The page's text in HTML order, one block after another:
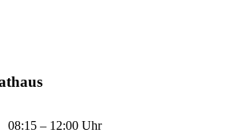
08:15 – 12:00 Uhr